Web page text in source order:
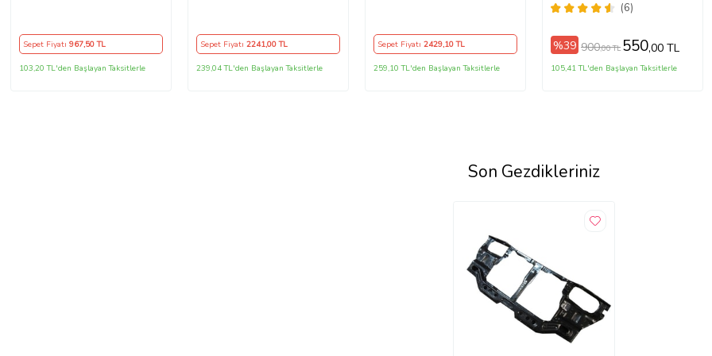
Sepet Fiyatı 967,50 TL
103,20 TL'den Başlayan Taksitlerle
Sepet Fiyatı 2241,00 TL
239,04 TL'den Başlayan Taksitlerle
Sepet Fiyatı 2429,10 TL
259,10 TL'den Başlayan Taksitlerle
Paslanmaz Çelik
(6)
%39 900,00 TL 550,00 TL
105,41 TL'den Başlayan Taksitlerle
Son Gezdikleriniz